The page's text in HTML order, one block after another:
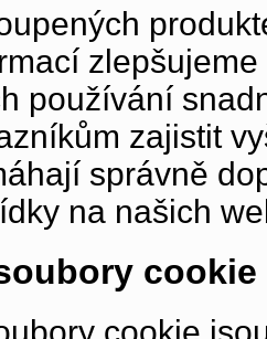
používání
zajistit
správně
na našich
cookie
cookie